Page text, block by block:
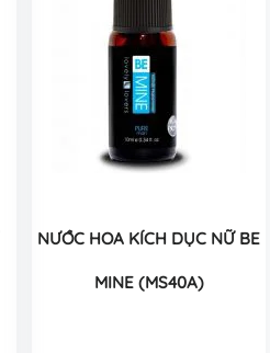
NƯỚC HOA KÍCH DỤC NỮ BE
MINE (MS40A)